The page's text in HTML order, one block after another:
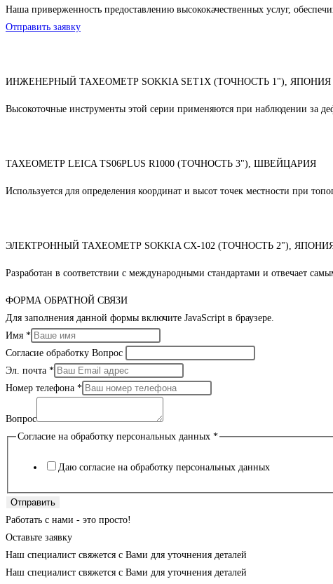
Наша приверженность предоставлению высококачественных услуг,
Отправить заявку
ИНЖЕНЕРНЫЙ ТАХЕОМЕТР SOKKIA SET1X (ТОЧНОСТЬ 1"), ЯПОНИЯ
Высокоточные инструменты этой серии применяются при наблюдении за
ТАХЕОМЕТР LEICA TS06PLUS R1000 (ТОЧНОСТЬ 3"), ШВЕЙЦАРИЯ
Используется для определения координат и высот точек местности при
ЭЛЕКТРОННЫЙ ТАХЕОМЕТР SOKKIA CX-102 (ТОЧНОСТЬ 2"),
Разработан в соответствии с международными стандартами и отвечает
ФОРМА ОБРАТНОЙ СВЯЗИ
Для заполнения данной формы включите JavaScript в браузере.
Имя *
Согласие обработку Вопрос
Эл. почта *
Номер телефона *
Вопрос
Согласие на обработку персональных данных *
Даю согласие на обработку персональных данных
Отправить
Работать с нами - это просто!
Оставьте заявку
Наш специалист свяжется с Вами для уточнения деталей
Наш специалист свяжется с Вами для уточнения деталей